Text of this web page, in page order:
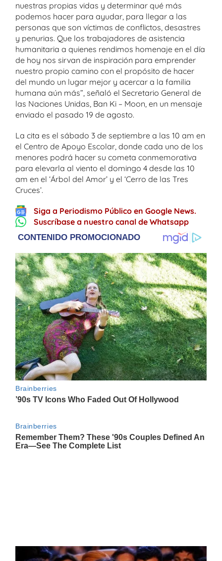
nuestras propias vidas y determinar qué más
podemos hacer para ayudar, para llegar a las
personas que son víctimas de conflictos, desastres
y penurias. Que los trabajadores de asistencia
humanitaria a quienes rendimos homenaje en el día
de hoy nos sirvan de inspiración para emprender
nuestro propio camino con el propósito de hacer
del mundo un lugar mejor y acercar a la familia
humana aún más”, señaló el Secretario General de
las Naciones Unidas, Ban Ki – Moon, en un mensaje
enviado el pasado 19 de agosto.
La cita es el sábado 3 de septiembre a las 10 am en
el Centro de Apoyo Escolar, donde cada uno de los
menores podrá hacer su cometa conmemorativa
para elevarla al viento el domingo 4 desde las 10
am en el ‘Árbol del Amor’ y el ‘Cerro de las Tres
Cruces’.
Siga a Periodismo Público en Google News.
Suscríbase a nuestro canal de Whatsapp